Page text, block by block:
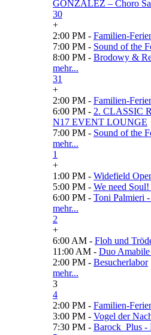
GONZÁLEZ – Choro
30
+
2:00 PM - Familien-
7:00 PM - Sound of the
8:00 PM - Brodowy &
mehr...
31
+
2:00 PM - Familien-
6:00 PM - 2. CLASSIC
N17 EVENT LOUNGE
7:00 PM - Sound of the
mehr...
1
+
1:00 PM - Widefield
5:00 PM - We need
6:00 PM - Toni Palmieri
mehr...
2
+
6:00 AM - Floh und
11:00 AM - Duo
2:00 PM - Besucherlabor
mehr...
3
4
2:00 PM - Familien-
3:00 PM - Vogel der
7:30 PM - Barock_Plus -